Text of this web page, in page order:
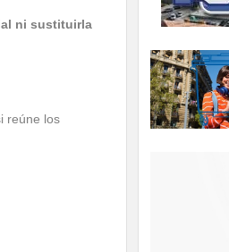
ni sustituirla
reúne los